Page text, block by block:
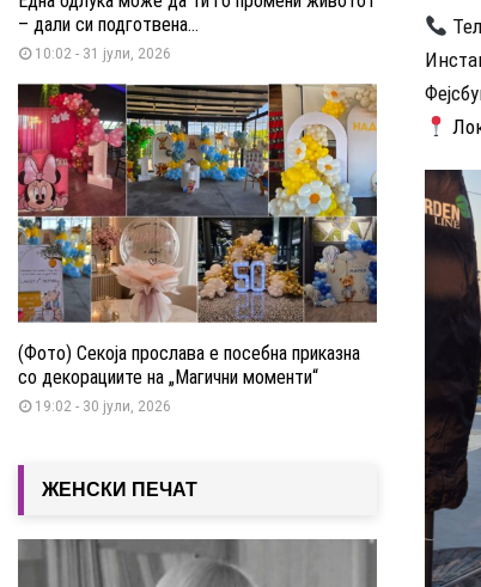
– дали си подготвена...
10:02 - 31 јули, 2026
(Фото) Секоја прослава е посебна приказна
со декорациите на „Магични моменти“
19:02 - 30 јули, 2026
ЖЕНСКИ ПЕЧАТ